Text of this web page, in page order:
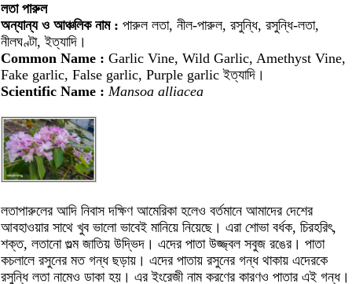
লতা পারুল
অন্যান্য ও আঞ্চলিক নাম : পারুল লতা, নীল-পারুল, রসুন্ধি, রসুন্ধি-লতা,
নীলঘণ্টা, ইত্যাদি।
Common Name : Garlic Vine, Wild Garlic, Amethyst Vine,
Fake garlic, False garlic, Purple garlic ইত্যাদি।
Scientific Name : Mansoa alliacea
লতাপারুলের আদি নিবাস দক্ষিণ আমেরিকা হলেও বর্তমানে আমাদের দেশের
আবহাওয়ার সাথে খুব ভালো ভাবেই মানিয়ে নিয়েছে। এরা শোভা বর্ধক, চিরহরিৎ,
শক্ত, লতানো গুল্ম জাতিয় উদ্ভিদ। এদের পাতা উজ্জ্বল সবুজ রঙের। পাতা
কচলালে রসুনের মত গন্ধ ছড়ায়। এদের পাতায় রসুনের গন্ধ থাকায় এদেরকে
রসুন্ধি লতা নামেও ডাকা হয়। এর ইংরেজী নাম করণের কারণও পাতার এই গন্ধ।